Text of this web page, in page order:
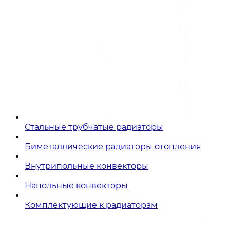
Стальные трубчатые радиаторы
Биметаллические радиаторы отопления
Внутрипольные конвекторы
Напольные конвекторы
Комплектующие к радиаторам